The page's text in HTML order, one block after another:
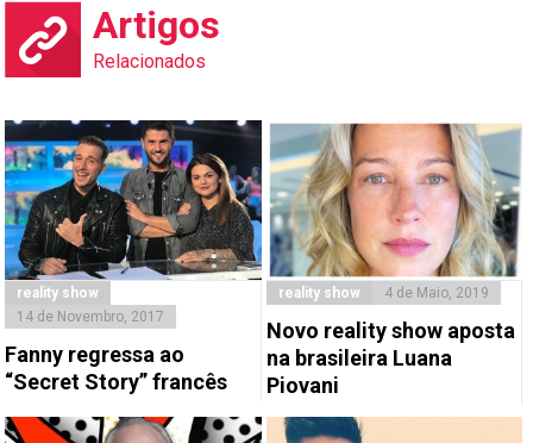
Artigos
Relacionados
reality show
14 de Novembro, 2017
Fanny regressa ao
“Secret Story” francês
reality show 4 de Maio, 2019
Novo reality show aposta
na brasileira Luana
Piovani